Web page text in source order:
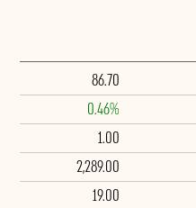
86.70
0.46%
1.00
2,289.00
19.00